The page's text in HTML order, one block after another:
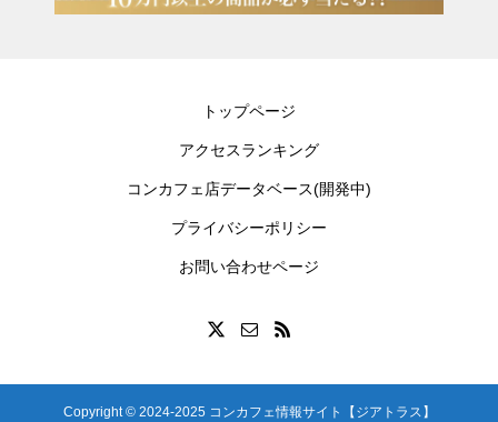
トップページ
アクセスランキング
コンカフェ店データベース(開発中)
プライバシーポリシー
お問い合わせページ
Copyright © 2024-2025 コンカフェ情報サイト【ジアトラス】